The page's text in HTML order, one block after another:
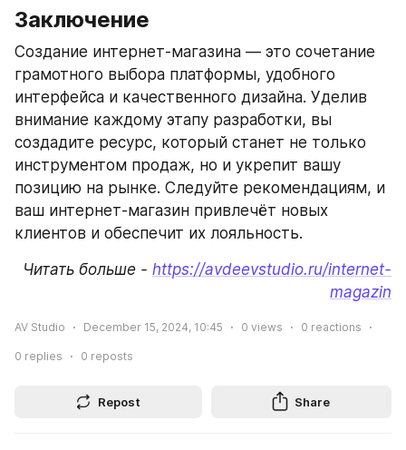
Заключение
Создание интернет-магазина — это сочетание
грамотного выбора платформы, удобного
интерфейса и качественного дизайна. Уделив
внимание каждому этапу разработки, вы
создадите ресурс, который станет не только
инструментом продаж, но и укрепит вашу
позицию на рынке. Следуйте рекомендациям, и
ваш интернет-магазин привлечёт новых
клиентов и обеспечит их лояльность.
Читать больше - https://avdeevstudio.ru/internet-
magazin
AV Studio December 15, 2024, 10:45 0 views 0 reactions
0 replies 0 reposts
Repost Share